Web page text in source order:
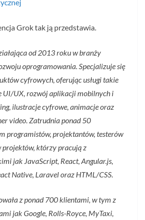
Grok tak ją przedstawia.
od 2013 roku w branży
oprogramowania. Specjalizuje się
cyfrowych, oferując usługi takie
UI/UX, rozwój aplikacji mobilnych i
ilustracje cyfrowe, animacje oraz
video. Zatrudnia ponad 50
programistów, projektantów, testerów
projektów, którzy pracują z
jak JavaScript, React, Angular.js,
Native, Laravel oraz HTML/CSS.
z ponad 700 klientami, w tym z
jak Google, Rolls-Royce, MyTaxi,